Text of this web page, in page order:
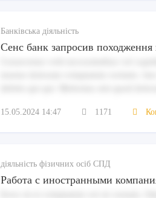
Банківська діяльність
Сенс банк запросив походження
15.05.2024 14:47 1171
діяльність фізичних осіб СПД
Работа с иностранными